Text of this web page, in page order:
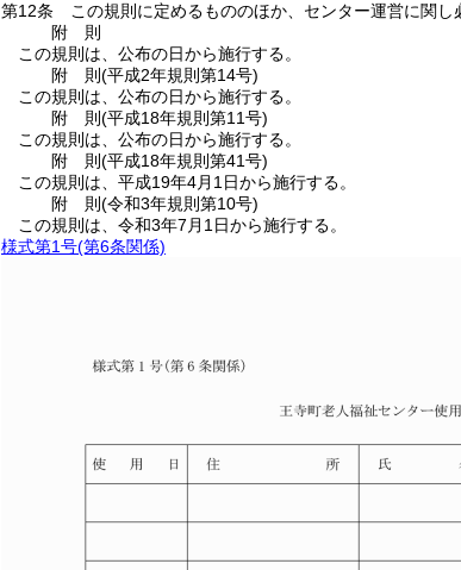
第12条
この規則に定めるもののほか、センター運営に関し
附 則
この規則は、公布の日から施行する。
附 則(平成2年規則第14号)
この規則は、公布の日から施行する。
附 則(平成18年規則第11号)
この規則は、公布の日から施行する。
附 則(平成18年規則第41号)
この規則は、平成19年4月1日から施行する。
附 則(令和3年規則第10号)
この規則は、令和3年7月1日から施行する。
様式第1号(第6条関係)